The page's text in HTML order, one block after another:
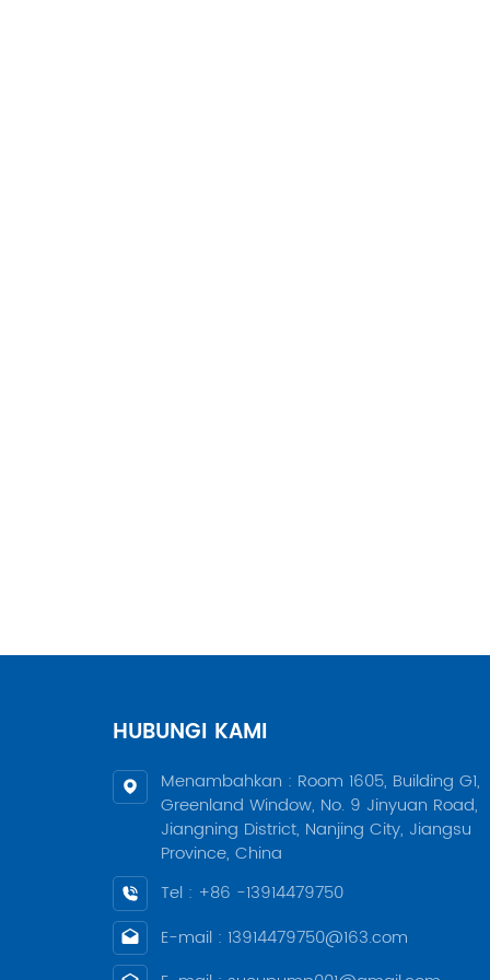
HUBUNGI KAMI
Menambahkan : Room 1605, Building G1,
Greenland Window, No. 9 Jinyuan Road,
Jiangning District, Nanjing City, Jiangsu
Province, China
Tel : +86 -13914479750
E-mail : 13914479750@163.com